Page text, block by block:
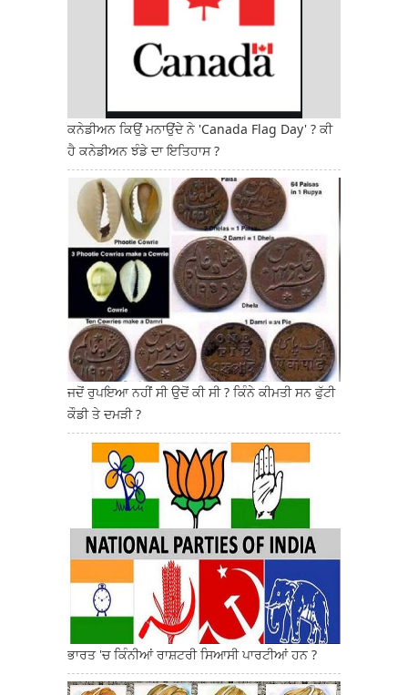
ਕਨੇਡੀਅਨ ਕਿਉਂ ਮਨਾਉਂਦੇ ਨੇ 'Canada Flag Day' ? ਕੀ
ਹੈ ਕਨੇਡੀਅਨ ਝੰਡੇ ਦਾ ਇਤਿਹਾਸ ?
ਜਦੋਂ ਰੁਪਇਆ ਨਹੀਂ ਸੀ ਉਦੋਂ ਕੀ ਸੀ ? ਕਿੰਨੇ ਕੀਮਤੀ ਸਨ ਫੁੱਟੀ
ਕੌਡੀ ਤੇ ਦਮੜੀ ?
ਭਾਰਤ 'ਚ ਕਿੰਨੀਆਂ ਰਾਸ਼ਟਰੀ ਸਿਆਸੀ ਪਾਰਟੀਆਂ ਹਨ ?